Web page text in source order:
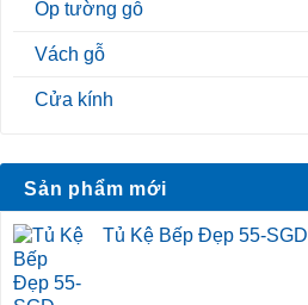
Ốp tường gỗ
Vách gỗ
Cửa kính
Sản phẩm mới
Tủ Kệ Bếp Đẹp 55-SGD